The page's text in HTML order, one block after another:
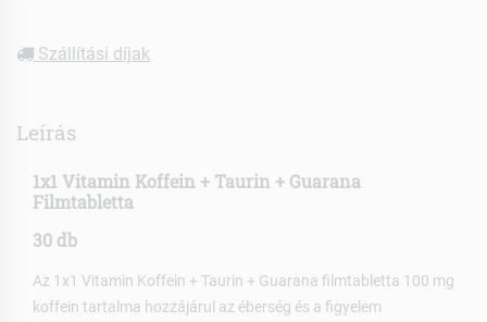
Szállítási díjak
Leírás
1x1 Vitamin Koffein + Taurin + Guarana
Filmtabletta
30 db
Az 1x1 Vitamin Koffein + Taurin + Guarana filmtabletta 100 mg
koffein tartalma hozzájárul az éberség és a figyelem